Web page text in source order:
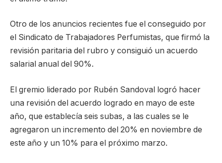
Otro de los anuncios recientes fue el conseguido por
el Sindicato de Trabajadores Perfumistas, que firmó la
revisión paritaria del rubro y consiguió un acuerdo
salarial anual del 90%.
El gremio liderado por Rubén Sandoval logró hacer
una revisión del acuerdo logrado en mayo de este
año, que establecía seis subas, a las cuales se le
agregaron un incremento del 20% en noviembre de
este año y un 10% para el próximo marzo.